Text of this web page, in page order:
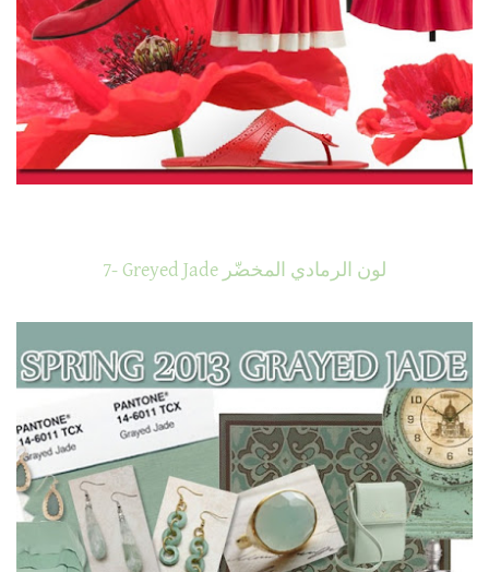
7- Greyed Jade لون الرمادي المخضّر